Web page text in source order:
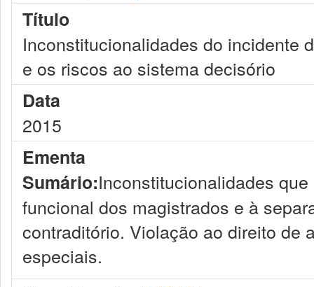
Título
Inconstitucionalidades do incidente
e os riscos ao sistema decisório
Data
2015
Ementa
Sumário:Inconstitucionalidades
funcional dos magistrados e à
contraditório. Violação ao direito de
especiais.